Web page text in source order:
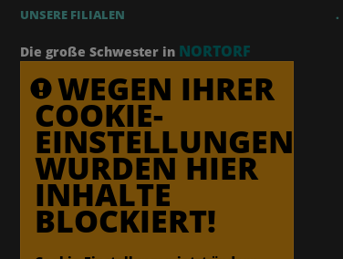
UNSERE FILIALEN
Die große Schwester in NORTORF
WEGEN IHRER
COOKIE-
EINSTELLUNGEN
WURDEN HIER
INHALTE
BLOCKIERT!
.